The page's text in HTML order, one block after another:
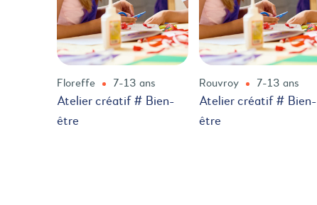
Floreffe 7-13 ans
Atelier créatif # Bien-
être
Rouvroy 7-13 ans
Atelier créatif # Bien-
être